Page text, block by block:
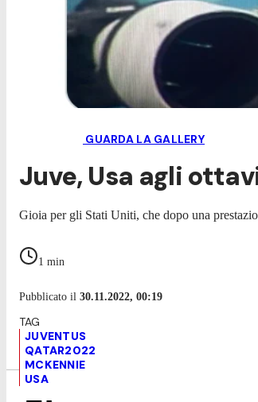
GUARDA LA GALLERY
Juve, Usa agli
Gioia per gli Stati Uniti, che dopo una
1 min
Pubblicato il 30.11.2022, 00:19
JUVENTUS
QATAR2022
MCKENNIE
USA